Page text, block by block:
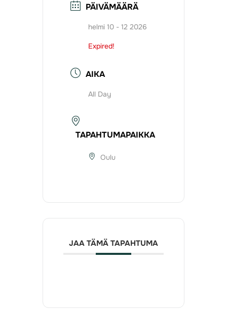
PÄIVÄMÄÄRÄ
helmi 10 - 12 2026
Expired!
AIKA
All Day
TAPAHTUMAPAIKKA
Oulu
JAA TÄMÄ TAPAHTUMA